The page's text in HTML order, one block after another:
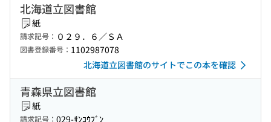
北海道立図書館
紙
請求記号： ０２９．６／ＳＡ
図書登録番号： 1102987078
北海道立図書館のサイトでこの本を確認
青森県立図書館
紙
請求記号： 029-ｻﾝｺｳﾌﾞﾝ